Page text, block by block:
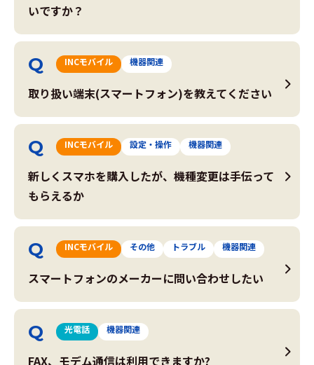
いですか？
INCモバイル 機器関連
取り扱い端末(スマートフォン)を教えてください
INCモバイル 設定・操作 機器関連
新しくスマホを購入したが、機種変更は手伝って
もらえるか
INCモバイル その他 トラブル 機器関連
スマートフォンのメーカーに問い合わせしたい
光電話 機器関連
FAX、モデム通信は利用できますか?